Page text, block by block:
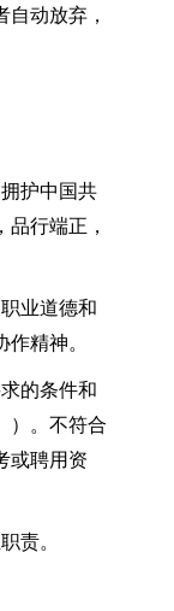
动放弃，
护中国共
行端正，
业道德和
精神。
的条件和
）。不符合
或聘用资
责。